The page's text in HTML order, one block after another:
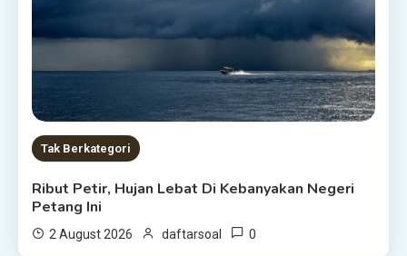
Tak Berkategori
Ribut Petir, Hujan Lebat Di Kebanyakan Negeri
Petang Ini
2 August 2026 daftarsoal 0